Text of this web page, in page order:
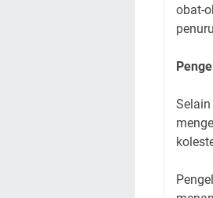
obat-